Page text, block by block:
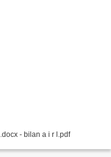
Consolidation à l'aide des alphas. - bilan a i r l.docx - bilan a i r l.pdf